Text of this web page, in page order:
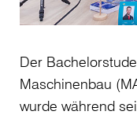
Der
Maschinenbau
wurde während